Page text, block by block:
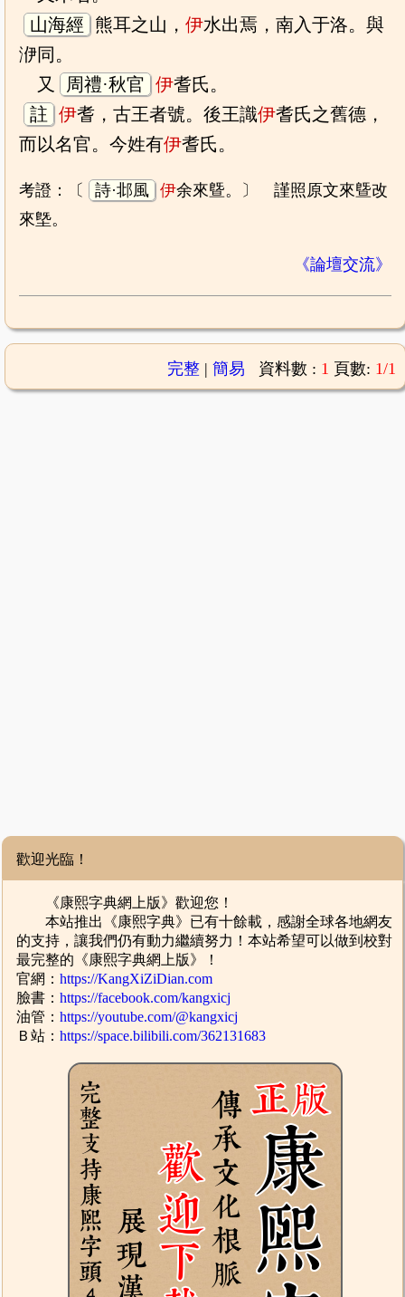
山海經
熊耳之山，伊水出焉，南入于洛。與
洢同。
又
周禮·秋官 伊耆氏。
註 伊耆，古王者號。後王識伊耆氏之舊德，
而以名官。今姓有伊耆氏。
考證：〔 詩·邶風 伊余來曁。〕 謹照原文來曁改
來墍。
《論壇交流》
完整| 簡易 資料數 : 1 頁數: 1/1
歡迎光臨！
《康熙字典網上版》歡迎您！
本站推出《康熙字典》已有十餘載，感謝全球各地網友
的支持，讓我們仍有動力繼續努力！本站希望可以做到校對
最完整的《康熙字典網上版》！
官網：https://KangXiZiDian.com
臉書：https://facebook.com/kangxicj
油管：https://youtube.com/@kangxicj
Ｂ站：https://space.bilibili.com/362131683